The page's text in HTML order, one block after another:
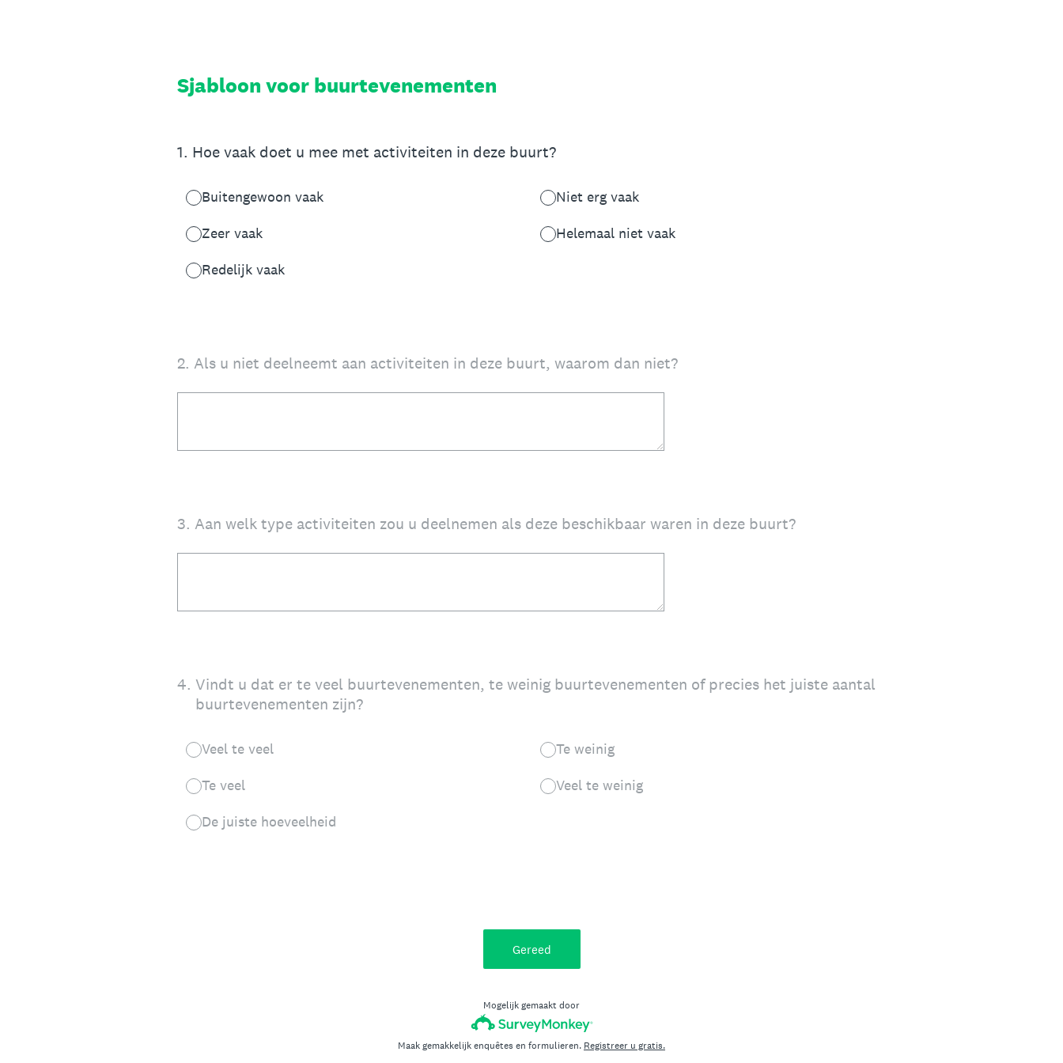
Sjabloon voor buurtevenementen
1. Hoe vaak doet u mee met activiteiten in deze buurt?
Buitengewoon vaak
Zeer vaak
Redelijk vaak
Niet erg vaak
Helemaal niet vaak
2. Als u niet deelneemt aan activiteiten in deze buurt, waarom dan niet?
3. Aan welk type activiteiten zou u deelnemen als deze beschikbaar waren in deze buurt?
4. Vindt u dat er te veel buurtevenementen, te weinig buurtevenementen of precies het juiste aantal
buurtevenementen zijn?
Veel te veel
Te veel
De juiste hoeveelheid
Te weinig
Veel te weinig
Gereed
Mogelijk gemaakt door
Maak gemakkelijk enquêtes en formulieren. Registreer u gratis.